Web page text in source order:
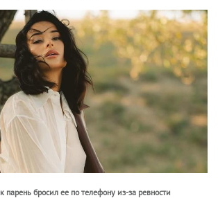
парень бросил ее по телефону из-за ревности